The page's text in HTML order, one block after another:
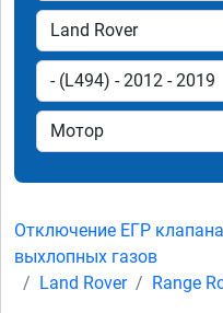
Отключение ЕГР
выхлопных газов
Land Rover
Range